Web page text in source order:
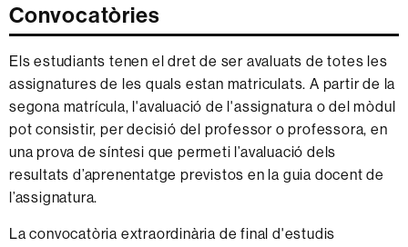
Convocatòries
Els estudiants tenen el dret de ser avaluats de totes les
assignatures de les quals estan matriculats. A partir de la
segona matrícula, l'avaluació de l'assignatura o del mòdul
pot consistir, per decisió del professor o professora, en
una prova de síntesi que permeti l’avaluació dels
resultats d’aprenentatge previstos en la guia docent de
l’assignatura.
La convocatòria extraordinària de final d'estudis